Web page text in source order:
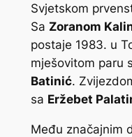
Svjetskom
Sa Zoranom
postaje 1983. u
mješovitom paru
Batinić.
sa Eržebet
Među značajnim